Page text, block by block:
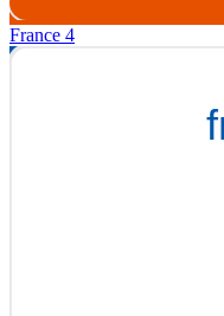
France 4